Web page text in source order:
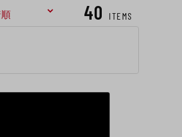
40 ITEMS